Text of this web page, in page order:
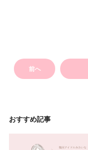
前へ
おすすめ記事